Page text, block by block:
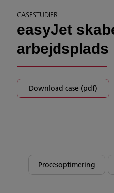
CASESTUDIER
easyJet
arbejdsplads
Download case (pdf)
Procesoptimering